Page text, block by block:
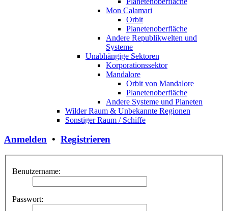
Mon Calamari
Orbit
Planetenoberfläche
Andere Republikwelten und
Systeme
Unabhängige Sektoren
Korporationssektor
Mandalore
Orbit von Mandalore
Planetenoberfläche
Andere Systeme und Planeten
Wilder Raum & Unbekannte Regionen
Sonstiger Raum / Schiffe
Anmelden • Registrieren
Benutzername:
Passwort: